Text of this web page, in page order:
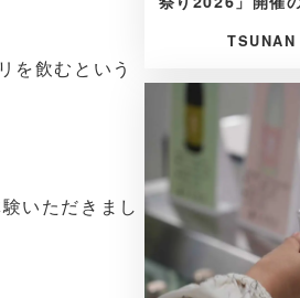
を飲むという
いただきまし
TSUNAN